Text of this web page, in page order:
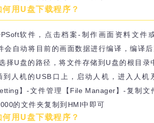
用U盘下载程序？
软件，点击档案-制作画面资料文件
会自动将目前的画面数据进行编译，编译
择U盘的路径，将文件存储到U盘的根目录
到人机的USB口上，启动人机，进入人机
】 -文件管理 【File Manager】-复制文
的文件夹复制到 HMI中即可
用U盘下载程序？